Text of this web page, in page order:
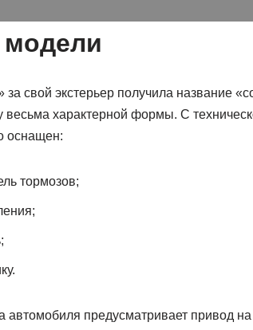
за свой экстерьер получила название
весьма характерной формы. С
оснащен:
тормозов;
автомобиля предусматривает привод